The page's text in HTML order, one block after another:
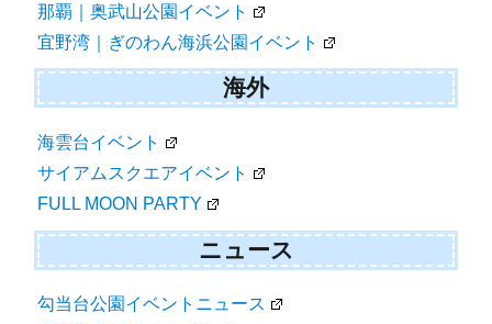
那覇｜奥武山公園イベント
宜野湾｜ぎのわん海浜公園イベント
海外
海雲台イベント
サイアムスクエアイベント
FULL MOON PARTY
ニュース
勾当台公園イベントニュース